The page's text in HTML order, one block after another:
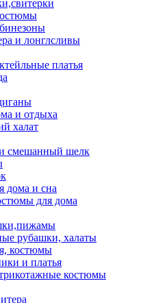
и лонглсливы
платья
и отдыха
халат
смешанный шелк
дома и сна
для дома
рубашки, халаты
костюмы
и платья
костюмы